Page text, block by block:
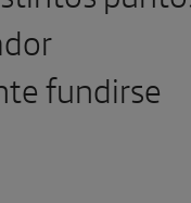
fundirse